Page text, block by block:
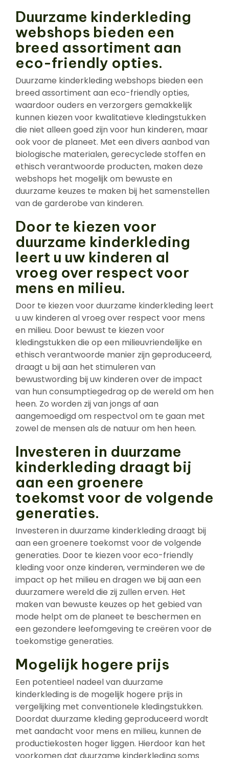
Duurzame kinderkleding
webshops bieden een
breed assortiment aan
eco-friendly opties.
Duurzame kinderkleding webshops bieden een
breed assortiment aan eco-friendly opties,
waardoor ouders en verzorgers gemakkelijk
kunnen kiezen voor kwalitatieve kledingstukken
die niet alleen goed zijn voor hun kinderen, maar
ook voor de planeet. Met een divers aanbod van
biologische materialen, gerecyclede stoffen en
ethisch verantwoorde producten, maken deze
webshops het mogelijk om bewuste en
duurzame keuzes te maken bij het samenstellen
van de garderobe van kinderen.
Door te kiezen voor
duurzame kinderkleding
leert u uw kinderen al
vroeg over respect voor
mens en milieu.
Door te kiezen voor duurzame kinderkleding leert
u uw kinderen al vroeg over respect voor mens
en milieu. Door bewust te kiezen voor
kledingstukken die op een milieuvriendelijke en
ethisch verantwoorde manier zijn geproduceerd,
draagt u bij aan het stimuleren van
bewustwording bij uw kinderen over de impact
van hun consumptiegedrag op de wereld om hen
heen. Zo worden zij van jongs af aan
aangemoedigd om respectvol om te gaan met
zowel de mensen als de natuur om hen heen.
Investeren in duurzame
kinderkleding draagt bij
aan een groenere
toekomst voor de volgende
generaties.
Investeren in duurzame kinderkleding draagt bij
aan een groenere toekomst voor de volgende
generaties. Door te kiezen voor eco-friendly
kleding voor onze kinderen, verminderen we de
impact op het milieu en dragen we bij aan een
duurzamere wereld die zij zullen erven. Het
maken van bewuste keuzes op het gebied van
mode helpt om de planeet te beschermen en
een gezondere leefomgeving te creëren voor de
toekomstige generaties.
Mogelijk hogere prijs
Een potentieel nadeel van duurzame
kinderkleding is de mogelijk hogere prijs in
vergelijking met conventionele kledingstukken.
Doordat duurzame kleding geproduceerd wordt
met aandacht voor mens en milieu, kunnen de
productiekosten hoger liggen. Hierdoor kan het